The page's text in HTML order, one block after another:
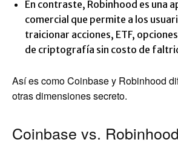
En contraste, Robinhood es una
comercial que permite a los
traicionar acciones, ETF,
de criptografía sin costo de
Así es como Coinbase y Robinhood
otras dimensiones secreto.
Coinbase vs. Robinhood